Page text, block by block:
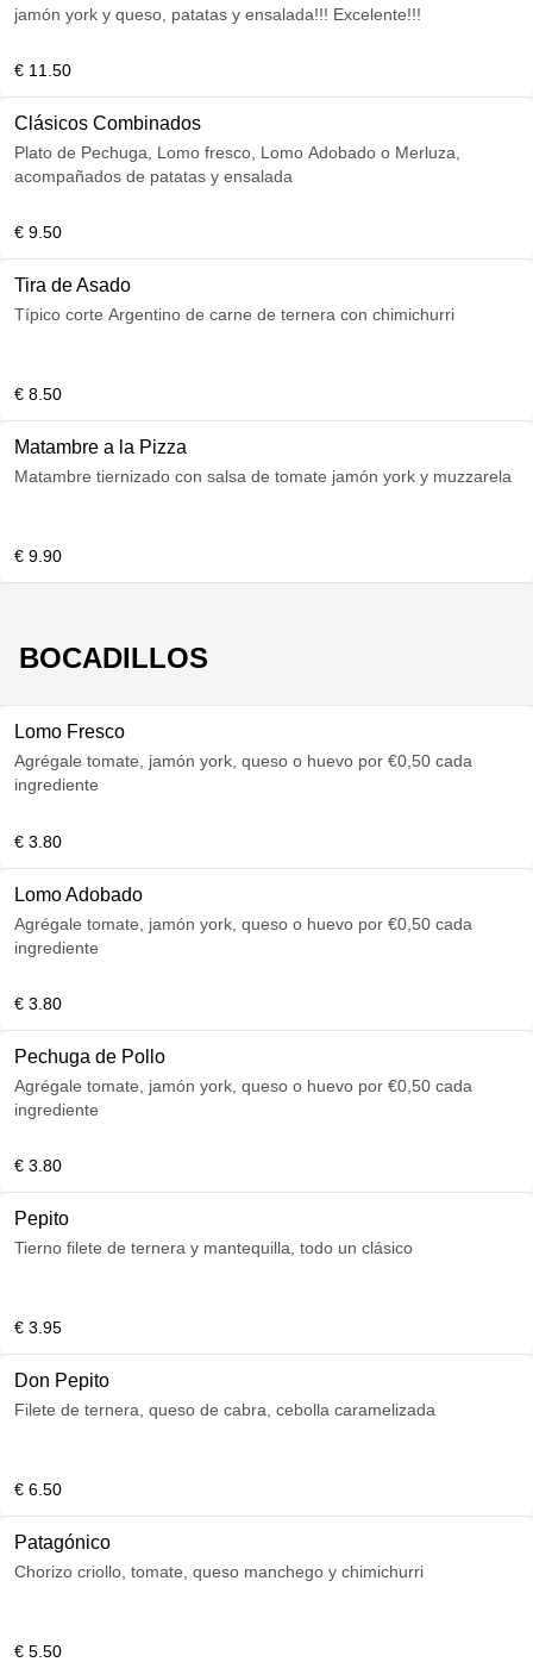
jamón york y queso, patatas y ensalada!!! Excelente!!!
€ 11.50
Clásicos Combinados
Plato de Pechuga, Lomo fresco, Lomo Adobado o Merluza,
acompañados de patatas y ensalada
€ 9.50
Tira de Asado
Típico corte Argentino de carne de ternera con chimichurri
€ 8.50
Matambre a la Pizza
Matambre tiernizado con salsa de tomate jamón york y muzzarela
€ 9.90
BOCADILLOS
Lomo Fresco
Agrégale tomate, jamón york, queso o huevo por €0,50 cada
ingrediente
€ 3.80
Lomo Adobado
Agrégale tomate, jamón york, queso o huevo por €0,50 cada
ingrediente
€ 3.80
Pechuga de Pollo
Agrégale tomate, jamón york, queso o huevo por €0,50 cada
ingrediente
€ 3.80
Pepito
Tierno filete de ternera y mantequilla, todo un clásico
€ 3.95
Don Pepito
Filete de ternera, queso de cabra, cebolla caramelizada
€ 6.50
Patagónico
Chorizo criollo, tomate, queso manchego y chimichurri
€ 5.50